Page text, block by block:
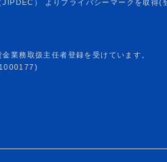
業務取扱主任者登録を受けています。